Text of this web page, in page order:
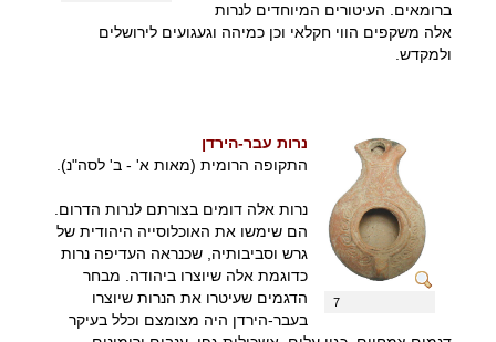
ברומאים. העיטורים המיוחדים לנרות
אלה משקפים הווי חקלאי וכן כמיהה וגעגועים לירושלים
ולמקדש.
7
נרות עבר-הירדן
התקופה הרומית (מאות א' - ב' לסה"נ).
נרות אלה דומים בצורתם לנרות הדרום.
הם שימשו את האוכלוסייה היהודית של
גרש וסביבותיה, שכנראה העדיפה נרות
כדוגמת אלה שיוצרו ביהודה. מבחר
הדגמים שעיטרו את הנרות שיוצרו
בעבר-הירדן היה מצומצם וכלל בעיקר